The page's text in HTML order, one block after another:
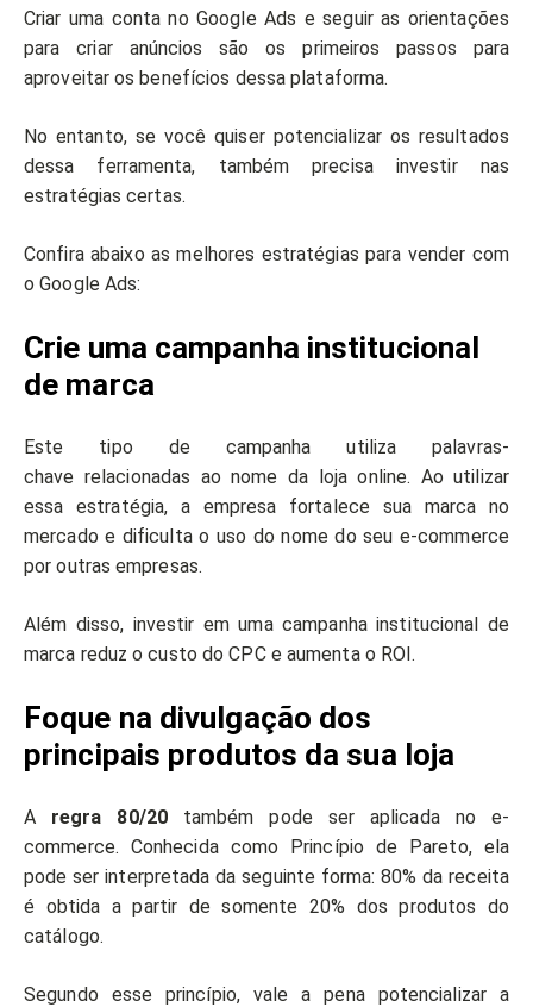
Criar uma conta no Google Ads e seguir as orientações
para criar anúncios são os primeiros passos para
aproveitar os benefícios dessa plataforma.
No entanto, se você quiser potencializar os resultados
dessa ferramenta, também precisa investir nas
estratégias certas.
Confira abaixo as melhores estratégias para vender com
o Google Ads:
Crie uma campanha institucional
de marca
Este tipo de campanha utiliza palavras-
chave relacionadas ao nome da loja online. Ao utilizar
essa estratégia, a empresa fortalece sua marca no
mercado e dificulta o uso do nome do seu e-commerce
por outras empresas.
Além disso, investir em uma campanha institucional de
marca reduz o custo do CPC e aumenta o ROI.
Foque na divulgação dos
principais produtos da sua loja
A regra 80/20também pode ser aplicada no e-
commerce. Conhecida como Princípio de Pareto, ela
pode ser interpretada da seguinte forma: 80% da receita
é obtida a partir de somente 20% dos produtos do
catálogo.
Segundo esse princípio, vale a pena potencializar a